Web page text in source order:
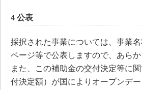
4 公表
採択された事業については、事業
ページ等で公表しますので、あらか
また、この補助金の交付決定等に
付決定額）が国によりオープンデ